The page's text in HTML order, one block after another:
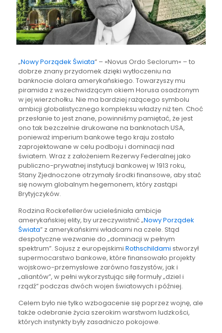
„Nowy Porządek Świata” – »Novus Ordo Seclorum« – to
dobrze znany przydomek dzięki wytłoczeniu na
banknocie dolara amerykańskiego. Towarzyszy mu
piramida z wszechwidzącym okiem Horusa osadzonym
w jej wierzchołku. Nie ma bardziej rażącego symbolu
ambicji globalistycznego kompleksu władzy niż ten. Choć
przesłanie to jest znane, powinniśmy pamiętać, że jest
ono tak bezczelnie drukowane na banknotach USA,
ponieważ imperium bankowe tego kraju zostało
zaprojektowane w celu podboju i dominacji nad
światem. Wraz z założeniem Rezerwy Federalnej jako
publiczno-prywatnej instytucji bankowej w 1913 roku,
Stany Zjednoczone otrzymały środki finansowe, aby stać
się nowym globalnym hegemonem, który zastąpi
Brytyjczyków.
Rodzina Rockefellerów ucieleśniała ambicje
amerykańskiej elity, by urzeczywistnić „Nowy Porządek
Świata” z amerykańskimi władcami na czele. Stąd
despotyczne wezwanie do „dominacji w pełnym
spektrum”. Sojusz z europejskimi Rothschildami stworzył
supermocarstwo bankowe, które finansowało projekty
wojskowo-przemysłowe zarówno faszystów, jak i
„aliantów”, w pełni wykorzystując siłę formuły „dziel i
rządź” podczas dwóch wojen światowych i później.
Celem było nie tylko wzbogacenie się poprzez wojnę, ale
także odebranie życia szerokim warstwom ludzkości,
których instynkty były zasadniczo pokojowe.